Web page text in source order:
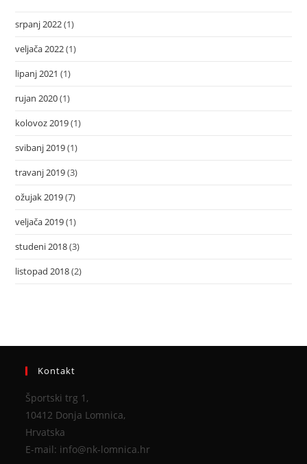
srpanj 2022(1)
veljača 2022(1)
lipanj 2021 (1)
rujan 2020(1)
kolovoz 2019(1)
svibanj 2019(1)
travanj 2019(3)
ožujak 2019(7)
veljača 2019(1)
studeni 2018(3)
listopad 2018(2)
Kontakt
Športski trg 1,
10412 Donja Lomnica,
Hrvatska
E-mail: info@nk-lomnica.hr